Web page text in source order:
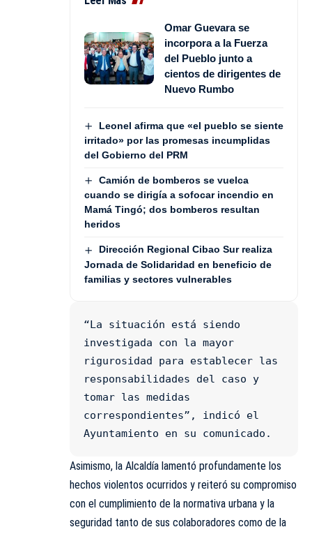
Omar Guevara se
incorpora a la Fuerza
del Pueblo junto a
cientos de dirigentes de
Nuevo Rumbo
Leonel afirma que «el pueblo se siente
irritado» por las promesas incumplidas
del Gobierno del PRM
Camión de bomberos se vuelca
cuando se dirigía a sofocar incendio en
Mamá Tingó; dos bomberos resultan
heridos
Dirección Regional Cibao Sur realiza
Jornada de Solidaridad en beneficio de
familias y sectores vulnerables
“La situación está siendo
investigada con la mayor
rigurosidad para establecer las
responsabilidades del caso y
tomar las medidas
correspondientes”, indicó el
Ayuntamiento en su comunicado.
Asimismo, la Alcaldía lamentó profundamente los
hechos violentos ocurridos y reiteró su compromiso
con el cumplimiento de la normativa urbana y la
seguridad tanto de sus colaboradores como de la